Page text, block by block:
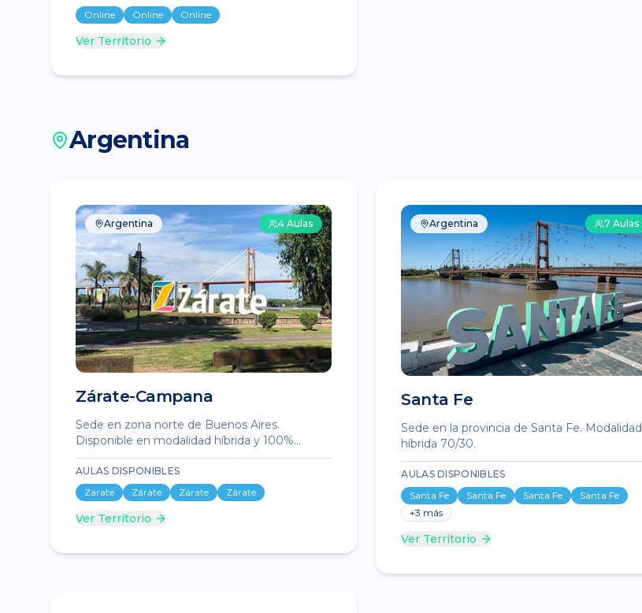
Online
Online Online
Ver Territorio
Argentina
Argentina 4 Aulas
Zárate-Campana
Sede en zona norte de Buenos Aires.
Disponible en modalidad híbrida y 100%
presencial.
AULAS DISPONIBLES
Zarate
Zárate Zárate Zárate
Ver Territorio
Argentina 7 Aulas
Santa Fe
Sede en la provincia de Santa Fe. Modalidad
híbrida 70/30.
AULAS DISPONIBLES
Santa Fe
Santa Fe Santa Fe
Santa Fe
+3 más
Ver Territorio